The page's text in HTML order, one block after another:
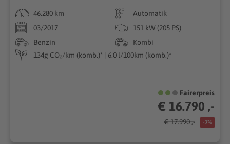
46.280 km
Automatik
03/2017
151 kW (205 PS)
Benzin
Kombi
134g CO₂/km (komb.)* | 6.0 l/100km (komb.)*
Fairerpreis
€ 16.790 ,-
€ 17.990 ,- -7%